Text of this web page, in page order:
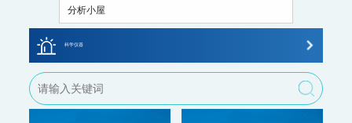
SCS-900/900C GHG-智能碳排放在线计量监测系统
SCS-900M-船舶碳排放在线计量监测系统
温室气体监测系统
AQMS-900GHG-大气温室气体监测系统
AQMS-1100GHG-微型温室气体监测仪
分析小屋
科学仪器
飞行时间二次离子质谱仪
飞行时间质谱仪